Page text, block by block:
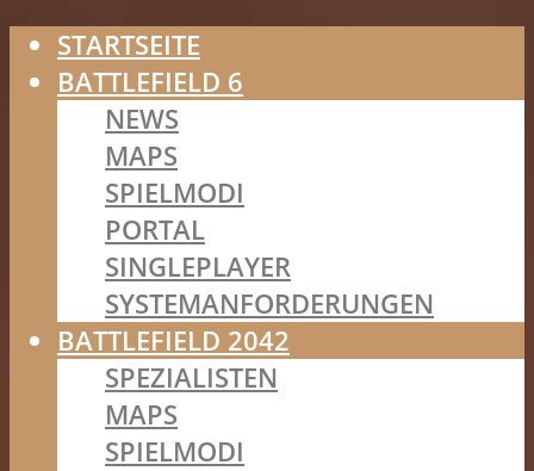
STARTSEITE
BATTLEFIELD 6
NEWS
MAPS
SPIELMODI
PORTAL
SINGLEPLAYER
SYSTEMANFORDERUNGEN
BATTLEFIELD 2042
SPEZIALISTEN
MAPS
SPIELMODI